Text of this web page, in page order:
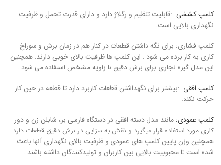
کلمپ کششی :قابلیت تنظیم و رگلاژ دارد و دارای قدرت تحمل و ظرفیت
نگهداری بالایی است.
کلمپ فشاری: برای نگه‌ داشتن قطعات در کنار هم در زمان برش و سوراخ‌
کاری به کار برده می شود . این کلمپ ها ظرفیت بالای خوبی دارند. همچنین
این مدل گیره نجاری برای برش دقیق با زاویه مشخص استفاده می‌ شود .
کلمپ افقی :بیشتر برای نگهداشتن قطعات کاربرد دارد تا قطعه در حین کار
حرکت نکند.
کلمپ عمودی: مانند مدل دسته افقی در دستگاه فارسی بر، شابلن‌ زن و دور
کاری مورد استفاده قرار میگیرد و نقش به سزایی در برش دقیق قطعات دارد .
همچنین وزن پایین کلمپ های عمودی و ظرفیت بالای نگهداری آنها باعث
شده‌ است تا محبوبیت بالایی بین کاربران و تولیدکنندگان داشته باشند .